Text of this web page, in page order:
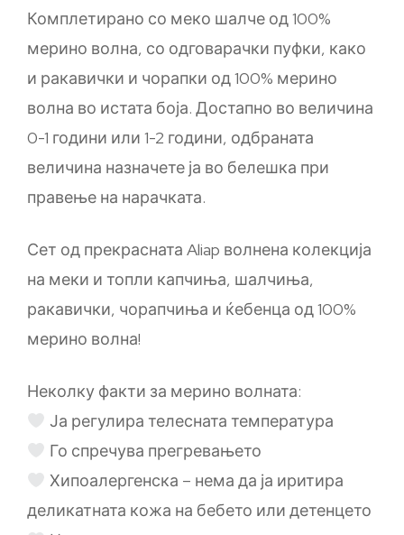
Комплетирано со меко шалче од 100%
мерино волна, со одговарачки пуфки, како
и ракавички и чорапки од 100% мерино
волна во истата боја. Достапно во величина
0-1 години или 1-2 години, одбраната
величина назначете ја во белешка при
правење на нарачката.
Сет од прекрасната Aliap волнена колекција
на меки и топли капчиња, шалчиња,
ракавички, чорапчиња и ќебенца од 100%
мерино волна!
Неколку факти за мерино волната:
Ја регулира телесната температура
Го спречува прегревањето
Хипоалергенска – нема да ја иритира
деликатната кожа на бебето или детенцето